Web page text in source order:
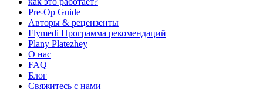
Pre-Op Guide
Авторы & рецензенты
Flymedi Программа рекомендаций
Plany Platezhey
О нас
FAQ
Блог
Свяжитесь с нами